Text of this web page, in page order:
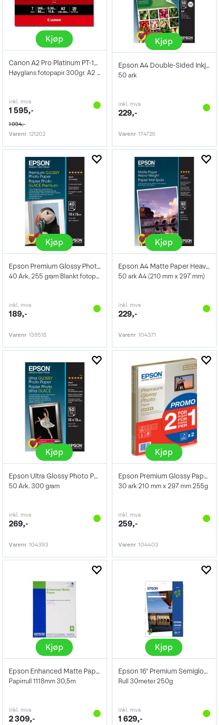
Kjøp
Canon A2 Pro Platinum PT-101 20 ark
Høyglans fotopapir 300gr. A2 420 x 594mm
inkl. mva
1 595,-
1 994,-
Varenr 121202
Kjøp
Epson A4 Double-Sided Inkjet Paper 140g
50 ark
inkl. mva
229,-
Varenr 174726
Kjøp
Epson Premium Glossy Photo Paper 10x15cm
40 Ark. 255 gram Blankt fotopapir
inkl. mva
189,-
Varenr 139518
Kjøp
Epson A4 Matte Paper Heavyweight 167g
50 ark A4 (210 mm x 297 mm)
inkl. mva
229,-
Varenr 104371
Kjøp
Epson Ultra Glossy Photo Paper 10x15cm
50 Ark. 300 gram
inkl. mva
269,-
Varenr 104393
Kjøp
Epson Premium Glossy Paper A4
30 ark 210 mm x 297 mm 255g
inkl. mva
259,-
Varenr 104403
Kjøp
Epson Enhanced Matte Paper 44" 189g
Papirrull 1118mm 30,5m
inkl. mva
2 309,-
Kjøp
Epson 16" Premium Semigloss Photo Paper
Rull 30meter 250g
inkl. mva
1 629,-